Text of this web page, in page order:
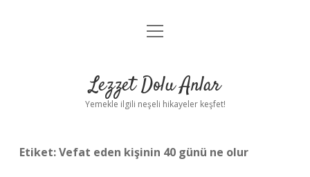
Anasayfa
Yasal Uyarı
menüyü
Lezzet Dolu Anlar
Yemekle ilgili neşeli hikayeler keşfet!
Etiket:Vefat eden kişinin 40 günü ne olur